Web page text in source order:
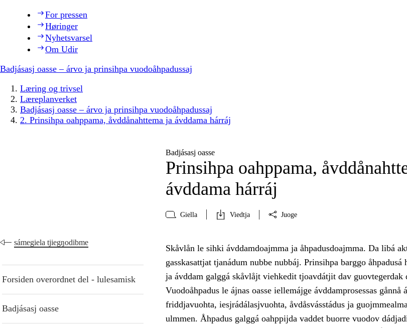
For pressen
Høringer
Nyhetsvarsel
Om Udir
Badjásasj oasse – árvo ja prinsihpa vuodoåhpadussaj
Læring og trivsel
Læreplanverket
Badjásasj oasse – árvo ja prinsihpa vuodoåhpadussaj
2. Prinsihpa oahppama, åvddånahttema ja ávddama hárráj
Badjásasj oasse
Prinsihpa oahppama,
ávddama hárráj
Giella Viedtja Juoge
sámegiela tjiegŋodibme
Forsiden overordnet del - lulesamisk
Badjásasj oasse
Skåvlån le sihki ávddamdoajmma ja åhpadusdoajmma. Da libá
gasskasattjat tjanádum nubbe nubbáj. Prinsihpa barggo åhpadusá
ja ávddam galggá skåvlåjt viehkedit tjoavdátjit dav guovtegerdak
Vuodoåhpadus le ájnas oasse iellemájge ávddamprosessas gånnå
friddjavuohta, iesjrádálasjvuohta, åvdåsvásstádus ja
ulmmen. Åhpadus galggá oahppijda vaddet buorre vuodov